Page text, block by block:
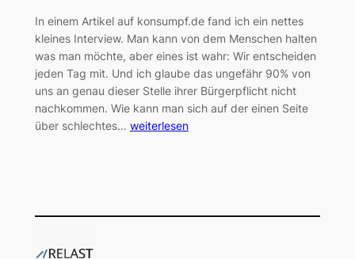
In einem Artikel auf konsumpf.de fand ich ein nettes
kleines Interview. Man kann von dem Menschen halten
was man möchte, aber eines ist wahr: Wir entscheiden
jeden Tag mit. Und ich glaube das ungefähr 90% von
uns an genau dieser Stelle ihrer Bürgerpflicht nicht
nachkommen. Wie kann man sich auf der einen Seite
über schlechtes… weiterlesen